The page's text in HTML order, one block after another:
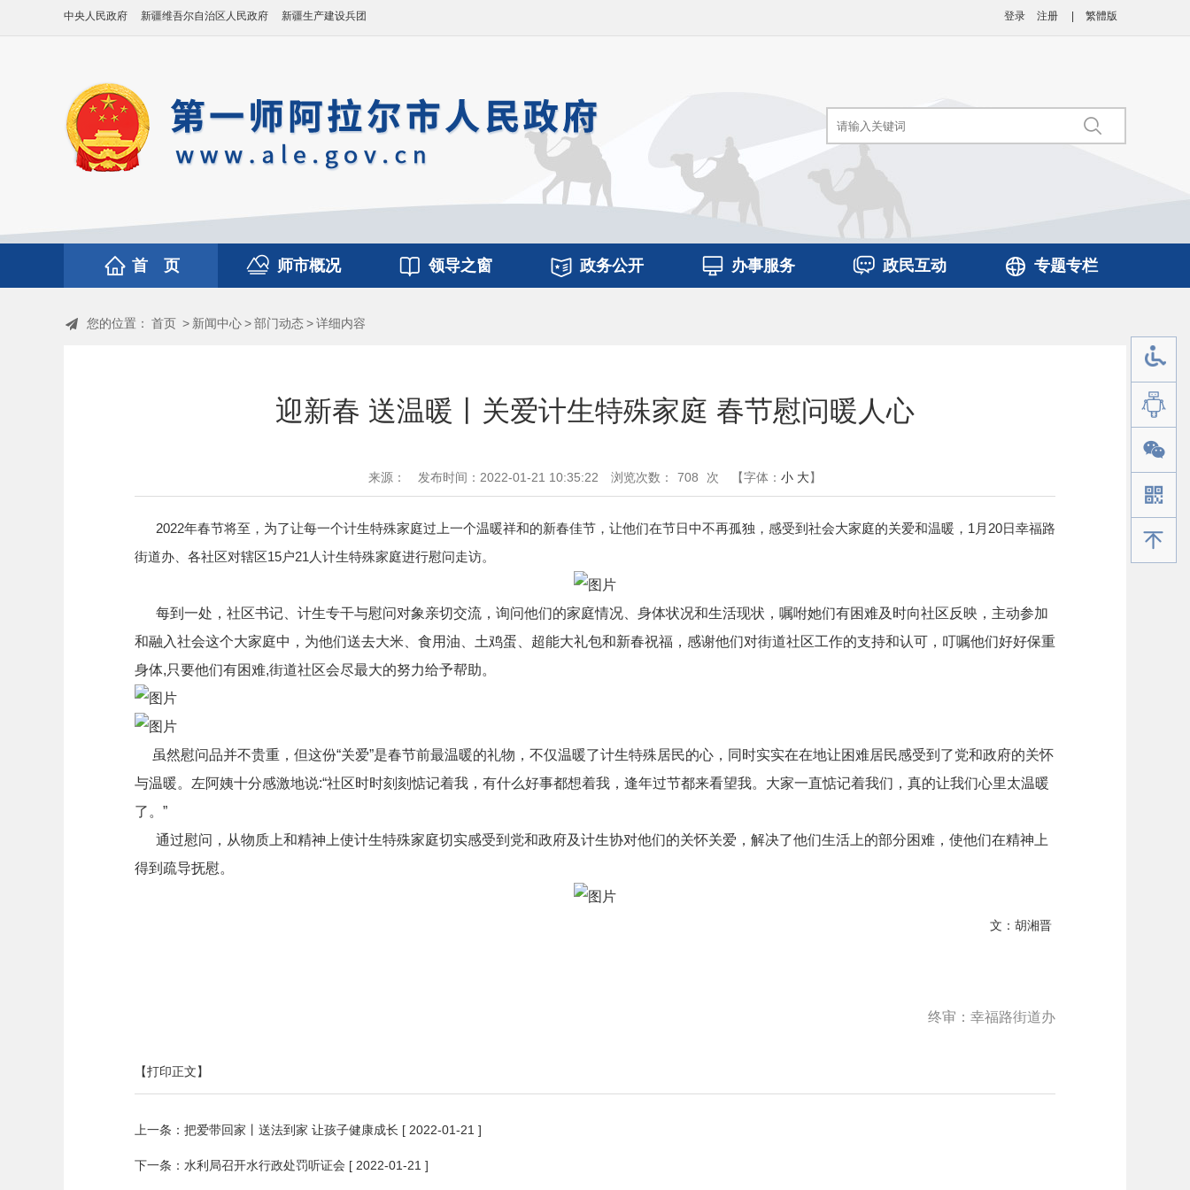
登录 注册 繁體版
中央人民政府 新疆维吾尔自治区人民政府 新疆生产建设兵团
首 页 师市概况 领导之窗 政务公开 办事服务 政民互动 专题专栏
您的位置： 首页 > 新闻中心>部门动态>详细内容
迎新春 送温暖丨关爱计生特殊家庭 春节慰问暖人心
来源： 发布时间：2022-01-21 10:35:22 浏览次数： 708 次 【字体： 小 大】
2022年春节将至，为了让每一个计生特殊家庭过上一个温暖祥和的新春佳节，让他们在节日中不再孤独，感受到社会大家庭的关爱和温暖，1月20日幸福路
街道办、各社区对辖区15户21人计生特殊家庭进行慰问走访。
每到一处，社区书记、计生专干与慰问对象亲切交流，询问他们的家庭情况、身体状况和生活现状，嘱咐她们有困难及时向社区反映，主动参加
和融入社会这个大家庭中，为他们送去大米、食用油、土鸡蛋、超能大礼包和新春祝福，感谢他们对街道社区工作的支持和认可，叮嘱他们好好保重
身体,只要他们有困难,街道社区会尽最大的努力给予帮助。
虽然慰问品并不贵重，但这份“关爱”是春节前最温暖的礼物，不仅温暖了计生特殊居民的心，同时实实在在地让困难居民感受到了党和政府的关怀
与温暖。左阿姨十分感激地说:“社区时时刻刻惦记着我，有什么好事都想着我，逢年过节都来看望我。大家一直惦记着我们，真的让我们心里太温暖
了。”
通过慰问，从物质上和精神上使计生特殊家庭切实感受到党和政府及计生协对他们的关怀关爱，解决了他们生活上的部分困难，使他们在精神上
得到疏导抚慰。
文：胡湘晋
终审：幸福路街道办
【打印正文】
上一条： 把爱带回家丨送法到家 让孩子健康成长 [ 2022-01-21 ]
下一条： 水利局召开水行政处罚听证会 [ 2022-01-21 ]
手机版